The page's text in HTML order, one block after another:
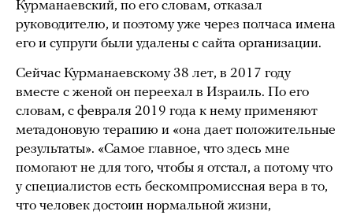
Курманаевский, по его словам, отказал
руководителю, и поэтому уже через полчаса имена
его и супруги были удалены с сайта организации.
Сейчас Курманаевскому 38 лет, в 2017 году
вместе с женой он переехал в Израиль. По его
словам, с февраля 2019 года к нему применяют
метадоновую терапию и «она дает положительные
результаты». «Самое главное, что здесь мне
помогают не для того, чтобы я отстал, а потому что
у специалистов есть бескомпромиссная вера в то,
что человек достоин нормальной жизни,